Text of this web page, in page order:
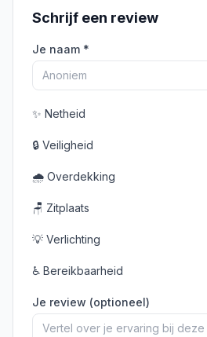
Schrijf een review
Je naam *
✨ Netheid
🔒 Veiligheid
🌧️ Overdekking
🪑 Zitplaats
💡 Verlichting
♿ Bereikbaarheid
Je review (optioneel)